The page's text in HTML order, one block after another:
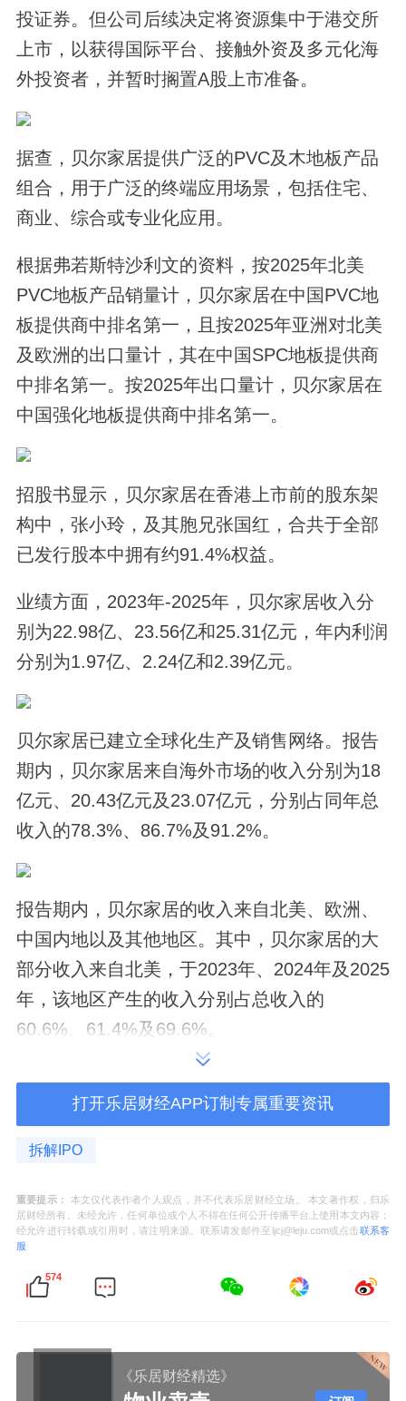
投证券。但公司后续决定将资源集中于港交所
上市，以获得国际平台、接触外资及多元化海
外投资者，并暂时搁置A股上市准备。
据查，贝尔家居提供广泛的PVC及木地板产品
组合，用于广泛的终端应用场景，包括住宅、
商业、综合或专业化应用。
根据弗若斯特沙利文的资料，按2025年北美
PVC地板产品销量计，贝尔家居在中国PVC地
板提供商中排名第一，且按2025年亚洲对北美
及欧洲的出口量计，其在中国SPC地板提供商
中排名第一。按2025年出口量计，贝尔家居在
中国强化地板提供商中排名第一。
招股书显示，贝尔家居在香港上市前的股东架
构中，张小玲，及其胞兄张国红，合共于全部
已发行股本中拥有约91.4%权益。
业绩方面，2023年-2025年，贝尔家居收入分
别为22.98亿、23.56亿和25.31亿元，年内利润
分别为1.97亿、2.24亿和2.39亿元。
贝尔家居已建立全球化生产及销售网络。报告
期内，贝尔家居来自海外市场的收入分别为18
亿元、20.43亿元及23.07亿元，分别占同年总
收入的78.3%、86.7%及91.2%。
报告期内，贝尔家居的收入来自北美、欧洲、
中国内地以及其他地区。其中，贝尔家居的大
部分收入来自北美，于2023年、2024年及2025
年，该地区产生的收入分别占总收入的
60.6%、61.4%及69.6%。
打开乐居财经APP订制专属重要资讯
拆解IPO
重要提示：
本文仅代表作者个人观点，并不代表乐居财经立场。 本文著作权，归乐
居财经所有。未经允许，任何单位或个人不得在任何公开传播平台上使用本文内容；
经允许进行转载或引用时，请注明来源。联系请发邮件至ljcj@leju.com或点击联系客
服
574
《乐居财经精选》